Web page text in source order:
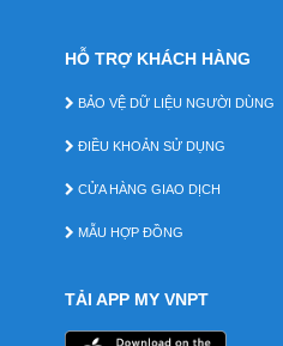
HỖ TRỢ KHÁCH HÀNG
BẢO VỆ DỮ LIỆU NGƯỜI DÙNG
ĐIỀU KHOẢN SỬ DỤNG
CỬA HÀNG GIAO DỊCH
MẪU HỢP ĐỒNG
TẢI APP MY VNPT